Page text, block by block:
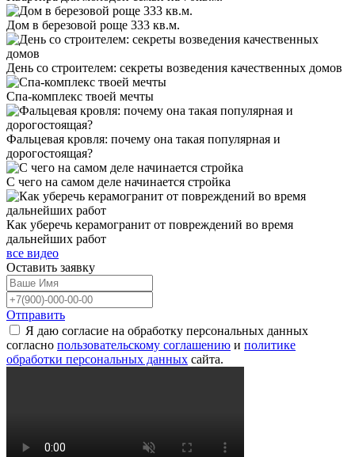
Дом в березовой роще 333 кв.м.
День со строителем: секреты возведения качественных домов
Спа-комплекс твоей мечты
Фальцевая кровля: почему она такая популярная и
дорогостоящая?
С чего на самом деле начинается стройка
Как уберечь керамогранит от повреждений во время
дальнейших работ
все видео
Оставить заявку
Отправить
Я даю согласие на обработку персональных данных
согласно пользовательскому соглашению и политике
обработки персональных данных сайта.